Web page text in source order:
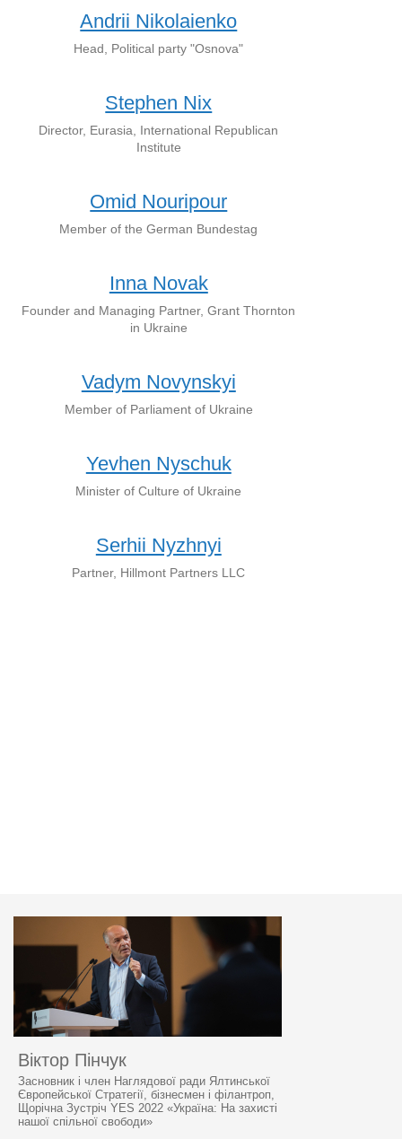
Andrii Nikolaienko
Head, Political party "Osnova"
Stephen Nix
Director, Eurasia, International Republican
Institute
Omid Nouripour
Member of the German Bundestag
Inna Novak
Founder and Managing Partner, Grant Thornton
in Ukraine
Vadym Novynskyi
Member of Parliament of Ukraine
Yevhen Nyschuk
Minister of Culture of Ukraine
Serhii Nyzhnyi
Partner, Hillmont Partners LLC
Віктор Пінчук
Засновник і член Наглядової ради Ялтинської
Європейської Стратегії, бізнесмен і філантроп,
Щорічна Зустріч YES 2022 «Україна: На захисті
нашої спільної свободи»